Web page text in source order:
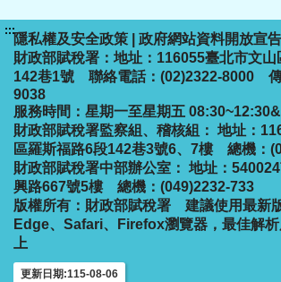
:::
隱私權及安全政策
政府網站資料開放宣告
財政部賦稅署：地址：116055臺北市文
142巷1號 聯絡電話：(02)2322-8000
9038
服務時間：星期一至星期五
財政部賦稅署監察組、稽核組： 地址：
區羅斯福路6段142巷3號6、7樓 總機：
財政部賦稅署中部辦公室： 地址：
興路667號5樓 總機：(049)2232-733
版權所有：財政部賦稅署 建議使用最新
Edge、Safari、Firefox瀏覽器，最佳解
上
更新日期:115-08-06